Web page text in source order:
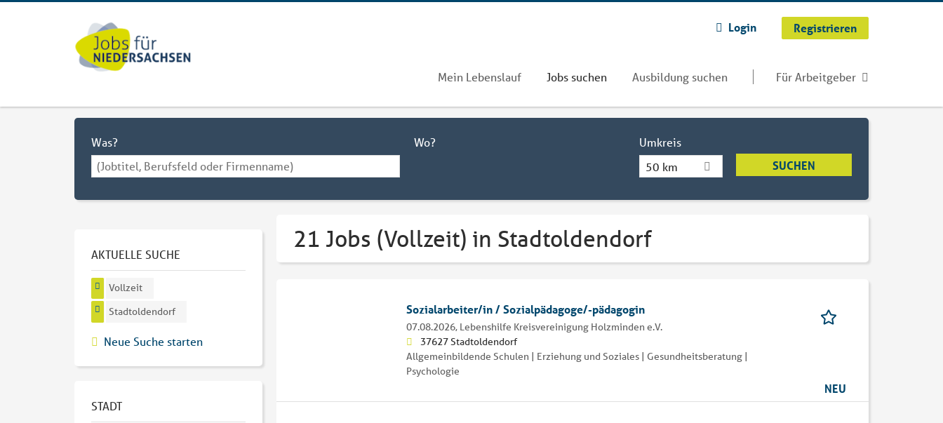
Login Registrieren
Mein Lebenslauf Jobs suchen Ausbildung suchen Für Arbeitgeber
Was? Wo?
Umkreis
50 km
21 Jobs (Vollzeit) in Stadtoldendorf
Sozialarbeiter/in / Sozialpädagoge/-pädagogin
07.08.2026, Lebenshilfe Kreisvereinigung Holzminden e.V.
37627 Stadtoldendorf
Allgemeinbildende Schulen | Erziehung und Soziales | Gesundheitsberatung |
Psychologie
NEU
AKTUELLE SUCHE
Vollzeit
Stadtoldendorf
Neue Suche starten
STADT